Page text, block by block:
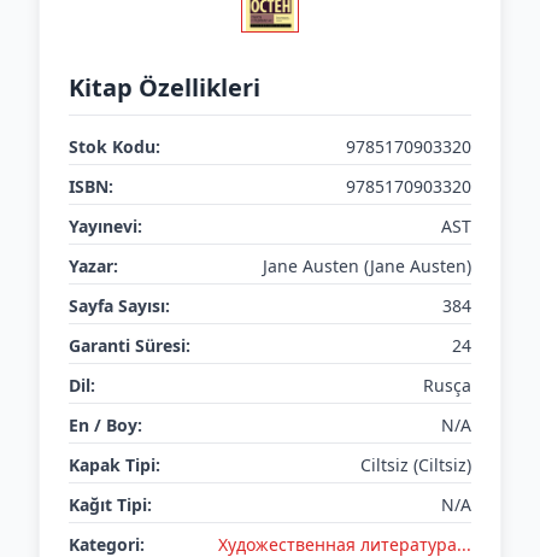
Kitap Özellikleri
Stok Kodu:
9785170903320
ISBN:
9785170903320
Yayınevi:
AST
Yazar:
Jane Austen (Jane Austen)
Sayfa Sayısı:
384
Garanti Süresi:
24
Dil:
Rusça
En / Boy:
N/A
Kapak Tipi:
Ciltsiz (Ciltsiz)
Kağıt Tipi:
N/A
Kategori:
Художественная литература...